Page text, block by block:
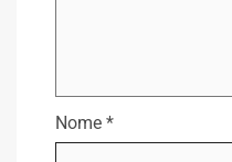
Nome *